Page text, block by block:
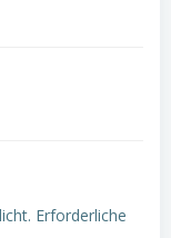
Erforderliche